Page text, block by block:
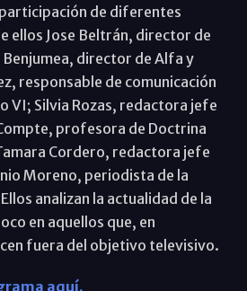
de diferentes
ellos Jose Beltrán, director de
director de Alfa y
responsable de comunicación
VI; Silvia Rozas, redactora jefe
profesora de Doctrina
Cordero, redactora jefe
Moreno, periodista de la
analizan la actualidad de la
en aquellos que, en
fuera del objetivo televisivo.
aquí.